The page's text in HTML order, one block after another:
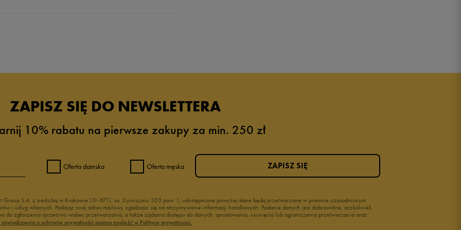
ZAPISZ SIĘ DO NEWSLETTERA
10% rabatu na pierwsze zakupy za min. 250 zł
Oferta damska Oferta męska
Group S.A. z siedzibą w Krakowie (31-871), os. Dywizjonu 303 paw. 1, udostępnione powyżej dane będą przetwarzane w prawnie uzasadnionym
i usług własnych. Podając swój adres mailowy zgadzasz się na otrzymywanie informacji handlowych. Podanie danych jest dobrowolne, aczkolwiek
do zgłoszenia sprzeciwu wobec przetwarzania, a także żądania dostępu do danych, sprostowania, usunięcia lub ograniczenia przetwarzania oraz
oświadczenia o ochronie prywatności można znaleźć w Polityce prywatności.
ZAPISZ SIĘ